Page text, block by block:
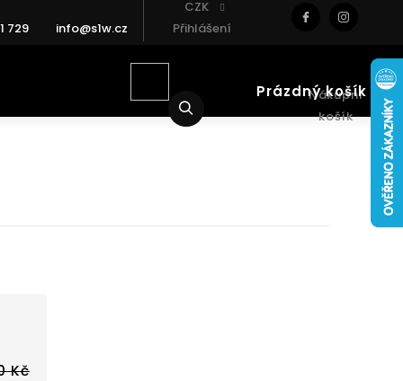
729 info@s1w.cz
CZK
Přihlášení
Nákupní
košík
Prázdný košík
Kč